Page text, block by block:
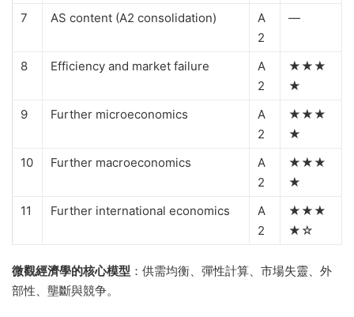
7 AS content (A2 consolidation)
A
2
—
8 Efficiency and market failure
A
2
★★★
★
9
Further microeconomics
A
2
★★★
★
10
Further macroeconomics
A
2
★★★
★
11
Further international economics
A
2
★★★
★☆
微觀經濟學的核心模型 ：供需均衡、彈性計算、市場失靈、外
部性、壟斷與競争。